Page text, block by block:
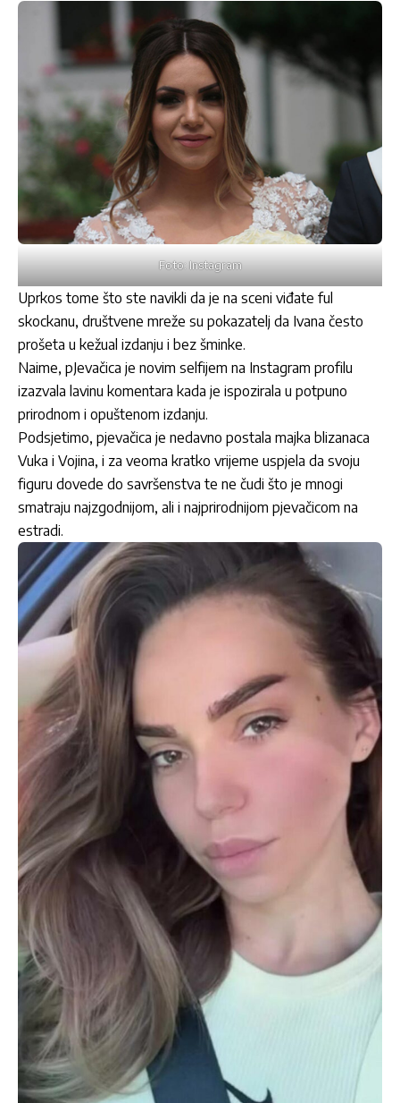
Foto: Instagram
Uprkos tome što ste navikli da je na sceni viđate ful
skockanu, društvene mreže su pokazatelj da Ivana često
prošeta u kežual izdanju i bez šminke.
Naime, pJevačica je novim selfijem na Instagram profilu
izazvala lavinu komentara kada je ispozirala u potpuno
prirodnom i opuštenom izdanju.
Podsjetimo, pjevačica je nedavno postala majka blizanaca
Vuka i Vojina, i za veoma kratko vrijeme uspjela da svoju
figuru dovede do savršenstva te ne čudi što je mnogi
smatraju najzgodnijom, ali i najprirodnijom pjevačicom na
estradi.